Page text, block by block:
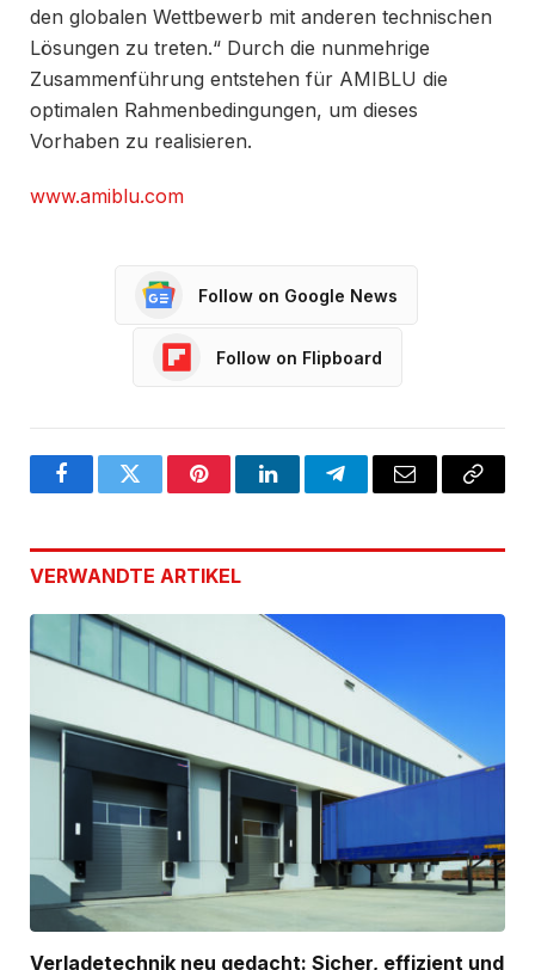
den globalen Wettbewerb mit anderen technischen
Lösungen zu treten.“ Durch die nunmehrige
Zusammenführung entstehen für AMIBLU die
optimalen Rahmenbedingungen, um dieses
Vorhaben zu realisieren.
www.amiblu.com
Follow on Google News
Follow on Flipboard
FacebookTwitter PinterestLinkedInTelegramEmail
Copy
VERWANDTE ARTIKEL
Verladetechnik neu gedacht: Sicher, effizient und